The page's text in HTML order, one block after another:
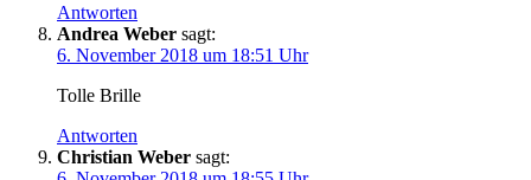
Antworten
Andrea Weber sagt:
6. November 2018 um 18:51 Uhr
Tolle Brille
Antworten
Christian Weber sagt: